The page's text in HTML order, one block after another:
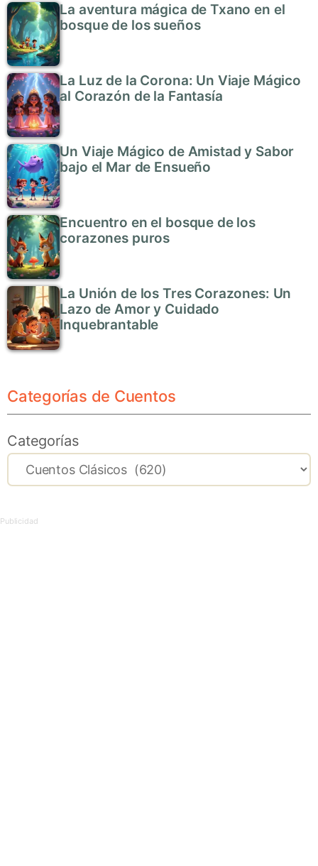
La aventura mágica de Txano en el
bosque de los sueños
La Luz de la Corona: Un Viaje Mágico
al Corazón de la Fantasía
Un Viaje Mágico de Amistad y Sabor
bajo el Mar de Ensueño
Encuentro en el bosque de los
corazones puros
La Unión de los Tres Corazones: Un
Lazo de Amor y Cuidado
Inquebrantable
Categorías de Cuentos
Categorías